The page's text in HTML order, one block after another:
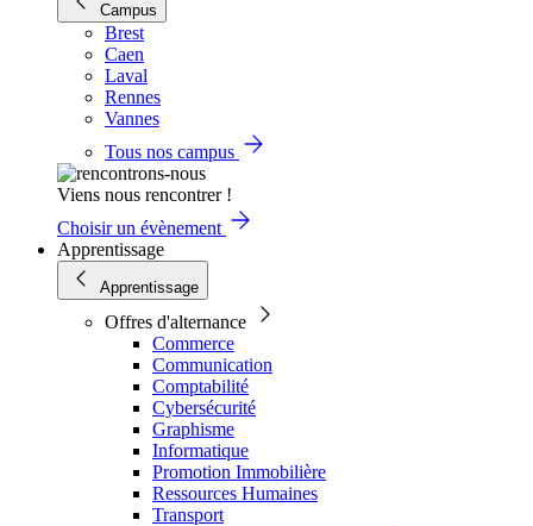
Campus
Brest
Caen
Laval
Rennes
Vannes
Tous nos campus
Viens nous rencontrer !
Choisir un évènement
Apprentissage
Apprentissage
Offres d'alternance
Commerce
Communication
Comptabilité
Cybersécurité
Graphisme
Informatique
Promotion Immobilière
Ressources Humaines
Transport